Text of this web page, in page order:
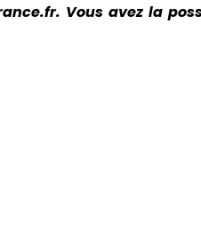
Vous avez la